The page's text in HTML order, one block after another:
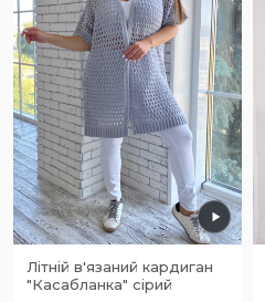
Літній в'язаний кардиган
"Касабланка" сірий